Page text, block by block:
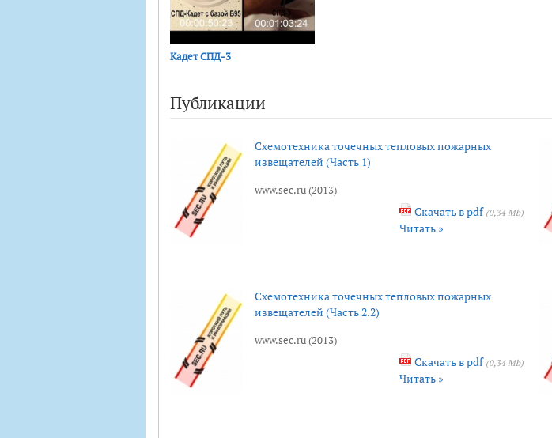
Кадет СПД-3
Публикации
Схемотехника точечных тепловых пожарных
извещателей (Часть 1)
www.sec.ru (2013)
Скачать в pdf (0,34 Mb)
Читать »
Схемотехника точечных тепловых пожарных
извещателей (Часть 2.2)
www.sec.ru (2013)
Скачать в pdf (0,34 Mb)
Читать »